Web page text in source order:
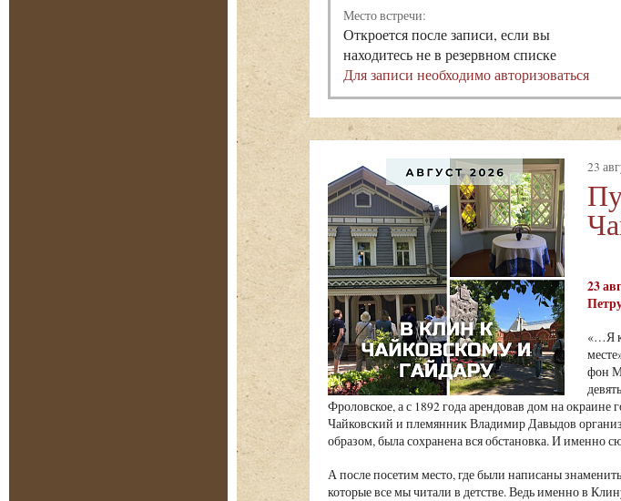
Место встречи:
Откроется после записи, если вы
находитесь не в резервном списке
Для записи необходимо авторизоваться
23
23
«…Я к
фон
Фроловское, а с 1892 года арендовав дом на
Чайковский и племянник Владимир Давыдов
образом, была сохранена вся обстановка. И именно
А после посетим место, где были написаны
которые все мы читали в детстве. Ведь именно в